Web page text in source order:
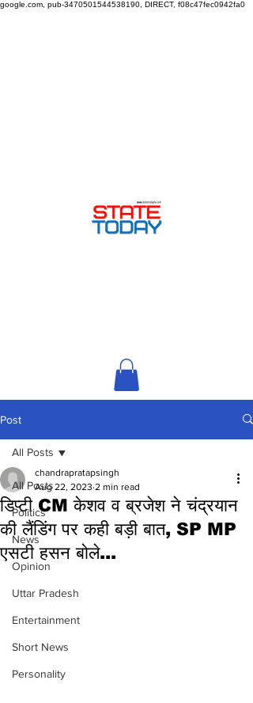
google.com, pub-3470501544538190, DIRECT, f08c47fec0942fa0
Post
All Posts
Politics
News
Opinion
Uttar Pradesh
Entertainment
Short News
Personality
All Posts
डिप्‍टी CM केशव व ब्रजेश ने चंद्रयान
की लैंडिंग पर कही बड़ी बात, SP MP
एसटी हसन बोले...
chandrapratapsingh
Aug 22, 2023 2 min read